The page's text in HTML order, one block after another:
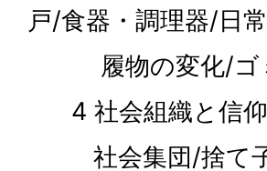
戸/食器・調理器/日
履物の変化/ゴ
4 社会組織と信仰
社会集団/捨て子